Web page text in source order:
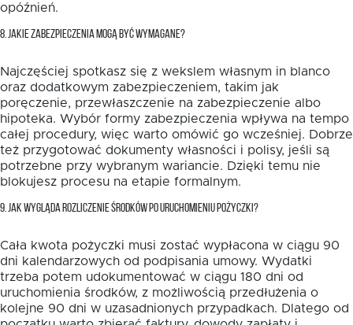
opóźnień.
8. JAKIE ZABEZPIECZENIA MOGĄ BYĆ WYMAGANE?
Najczęściej spotkasz się z wekslem własnym in blanco
oraz dodatkowym zabezpieczeniem, takim jak
poręczenie, przewłaszczenie na zabezpieczenie albo
hipoteka. Wybór formy zabezpieczenia wpływa na tempo
całej procedury, więc warto omówić go wcześniej. Dobrze
też przygotować dokumenty własności i polisy, jeśli są
potrzebne przy wybranym wariancie. Dzięki temu nie
blokujesz procesu na etapie formalnym.
9. JAK WYGLĄDA ROZLICZENIE ŚRODKÓW PO URUCHOMIENIU POŻYCZKI?
Cała kwota pożyczki musi zostać wypłacona w ciągu 90
dni kalendarzowych od podpisania umowy. Wydatki
trzeba potem udokumentować w ciągu 180 dni od
uruchomienia środków, z możliwością przedłużenia o
kolejne 90 dni w uzasadnionych przypadkach. Dlatego od